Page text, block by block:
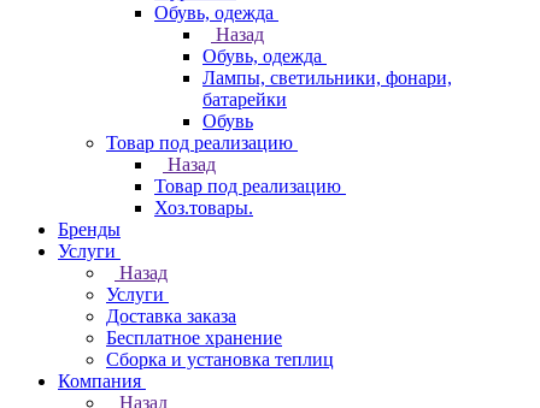
Обувь, одежда
Назад
Обувь, одежда
Лампы, светильники, фонари,
батарейки
Обувь
Товар под реализацию
Назад
Товар под реализацию
Хоз.товары.
Бренды
Услуги
Назад
Услуги
Доставка заказа
Бесплатное хранение
Сборка и установка теплиц
Компания
Назад